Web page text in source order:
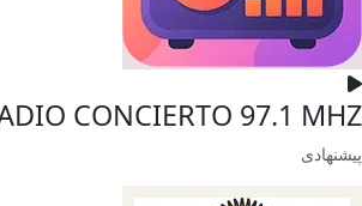
CONCIERTO 97.1 MHZ
پیشنهادی